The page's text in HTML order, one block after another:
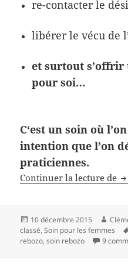
re-contacter le
libérer le vécu de
et surtout s’offrir
pour soi…
C‘est un soin où
intention que l’on
praticiennes.
Continuer la lecture de
Publié
le
10 décembre 2015
classé,Soin pour les femmes
rebozo,soin rebozo 9